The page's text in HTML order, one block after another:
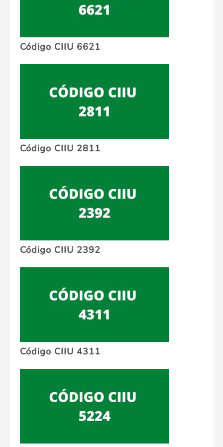
Código CIIU 6621
Código CIIU 2811
Código CIIU 2392
Código CIIU 4311